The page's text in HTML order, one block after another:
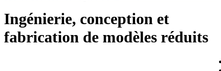
Ingénierie, conception et
fabrication de modèles réduits